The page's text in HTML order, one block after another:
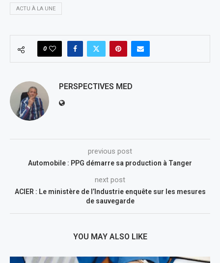
ACTU À LA UNE
0
PERSPECTIVES MED
previous post
Automobile : PPG démarre sa production à Tanger
next post
ACIER : Le ministère de l’Industrie enquête sur les mesures
de sauvegarde
YOU MAY ALSO LIKE